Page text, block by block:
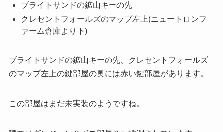
ブライトサンドの鉱山キーの先
クレセントフォールズのマップ左上(ニュートロンフ
ァーム倉庫より下)
ブライトサンドの鉱山キーの先、クレセントフォールズ
のマップ左上の鍵部屋の奥には赤い鍵部屋があります。
この部屋はまだ未実装のようですね。